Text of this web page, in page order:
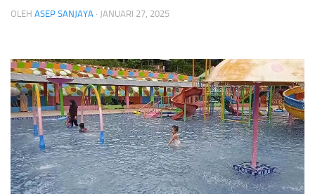
OLEH ASEP SANJAYA · JANUARI 27, 2025